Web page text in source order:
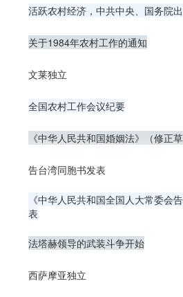
活跃农村经济，中共中央、国务院
关于1984年农村工作的通知
文莱独立
全国农村工作会议纪要
《中华人民共和国婚姻法》（修正
告台湾同胞书发表
《中华人民共和国全国人大常委会
表
法塔赫领导的武装斗争开始
西萨摩亚独立